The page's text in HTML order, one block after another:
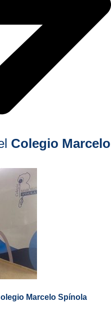
Colegio Marcelo
Marcelo Spínola